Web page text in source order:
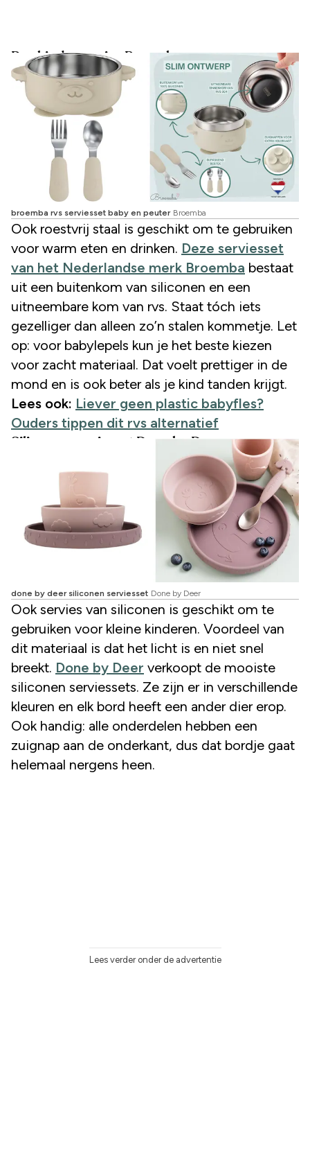
Rvs kinderservies Broemba
broemba rvs serviesset baby en peuter Broemba
Ook roestvrij staal is geschikt om te gebruiken
voor warm eten en drinken. Deze serviesset
van het Nederlandse merk Broemba bestaat
uit een buitenkom van siliconen en een
uitneembare kom van rvs. Staat tóch iets
gezelliger dan alleen zo’n stalen kommetje. Let
op: voor babylepels kun je het beste kiezen
voor zacht materiaal. Dat voelt prettiger in de
mond en is ook beter als je kind tanden krijgt.
Lees ook: Liever geen plastic babyfles?
Ouders tippen dit rvs alternatief
Siliconen serviesset Done by Deer
done by deer siliconen serviesset Done by Deer
Ook servies van siliconen is geschikt om te
gebruiken voor kleine kinderen. Voordeel van
dit materiaal is dat het licht is en niet snel
breekt. Done by Deer verkoopt de mooiste
siliconen serviessets. Ze zijn er in verschillende
kleuren en elk bord heeft een ander dier erop.
Ook handig: alle onderdelen hebben een
zuignap aan de onderkant, dus dat bordje gaat
helemaal nergens heen.
Lees verder onder de advertentie